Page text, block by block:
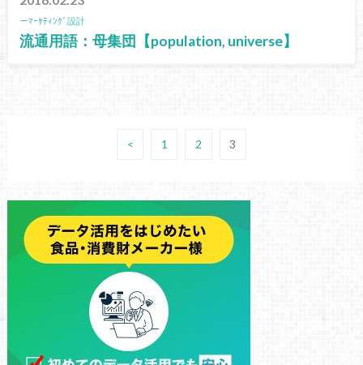
－ﾏｰｹﾃｨﾝｸﾞ設計
流通用語：母集団【population, universe】
< 1 2 3